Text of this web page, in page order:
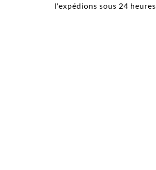
l'expédions sous 24 heures.